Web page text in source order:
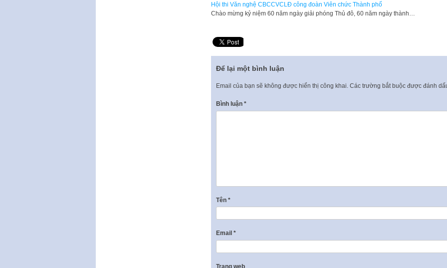
Hội thi Văn nghệ CBCCVCLĐ công đoàn Viên chức Thành phố
​Chào mừng kỷ niệm 60 năm ngày giải phóng Thủ đô, 60 năm ngày thành…
Để lại một bình luận
Email của bạn sẽ không được hiển thị công khai. Các trường bắt buộc được đánh
Bình luận *
Tên *
Email *
Trang web